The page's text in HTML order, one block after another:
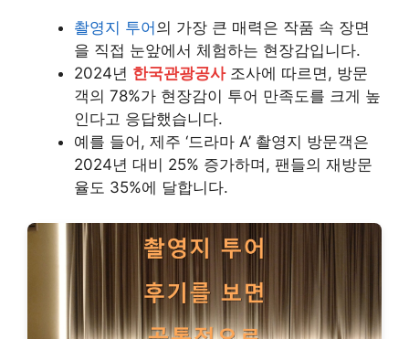
촬영지 투어 의 가장 큰 매력은 작품 속 장면
을 직접 눈앞에서 체험하는 현장감입니다.
2024년 한국관광공사조사에 따르면, 방문
객의 78%가 현장감이 투어 만족도를 크게 높
인다고 응답했습니다.
예를 들어, 제주 ‘드라마 A’ 촬영지 방문객은
2024년 대비 25% 증가하며, 팬들의 재방문
율도 35%에 달합니다.